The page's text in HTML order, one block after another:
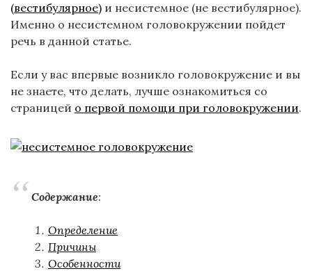
(вестибулярное) и несистемное (не вестибулярное).
Именно о несистемном головокружении пойдет
речь в данной статье.
Если у вас впервые возникло головокружение и вы
не знаете, что делать, лучше ознакомиться со
страницей о первой помощи при головокружении.
Содержание:
Определение
Причины
Особенности